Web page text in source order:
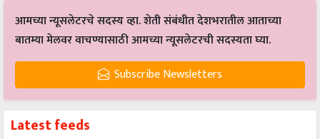
आमच्या न्यूसलेटरचे सदस्य व्हा. शेती संबंधीत देशभरातील आताच्या
बातम्या मेलवर वाचण्यासाठी आमच्या न्यूसलेटरची सदस्यता घ्या.
Subscribe Newsletters
Latest feeds